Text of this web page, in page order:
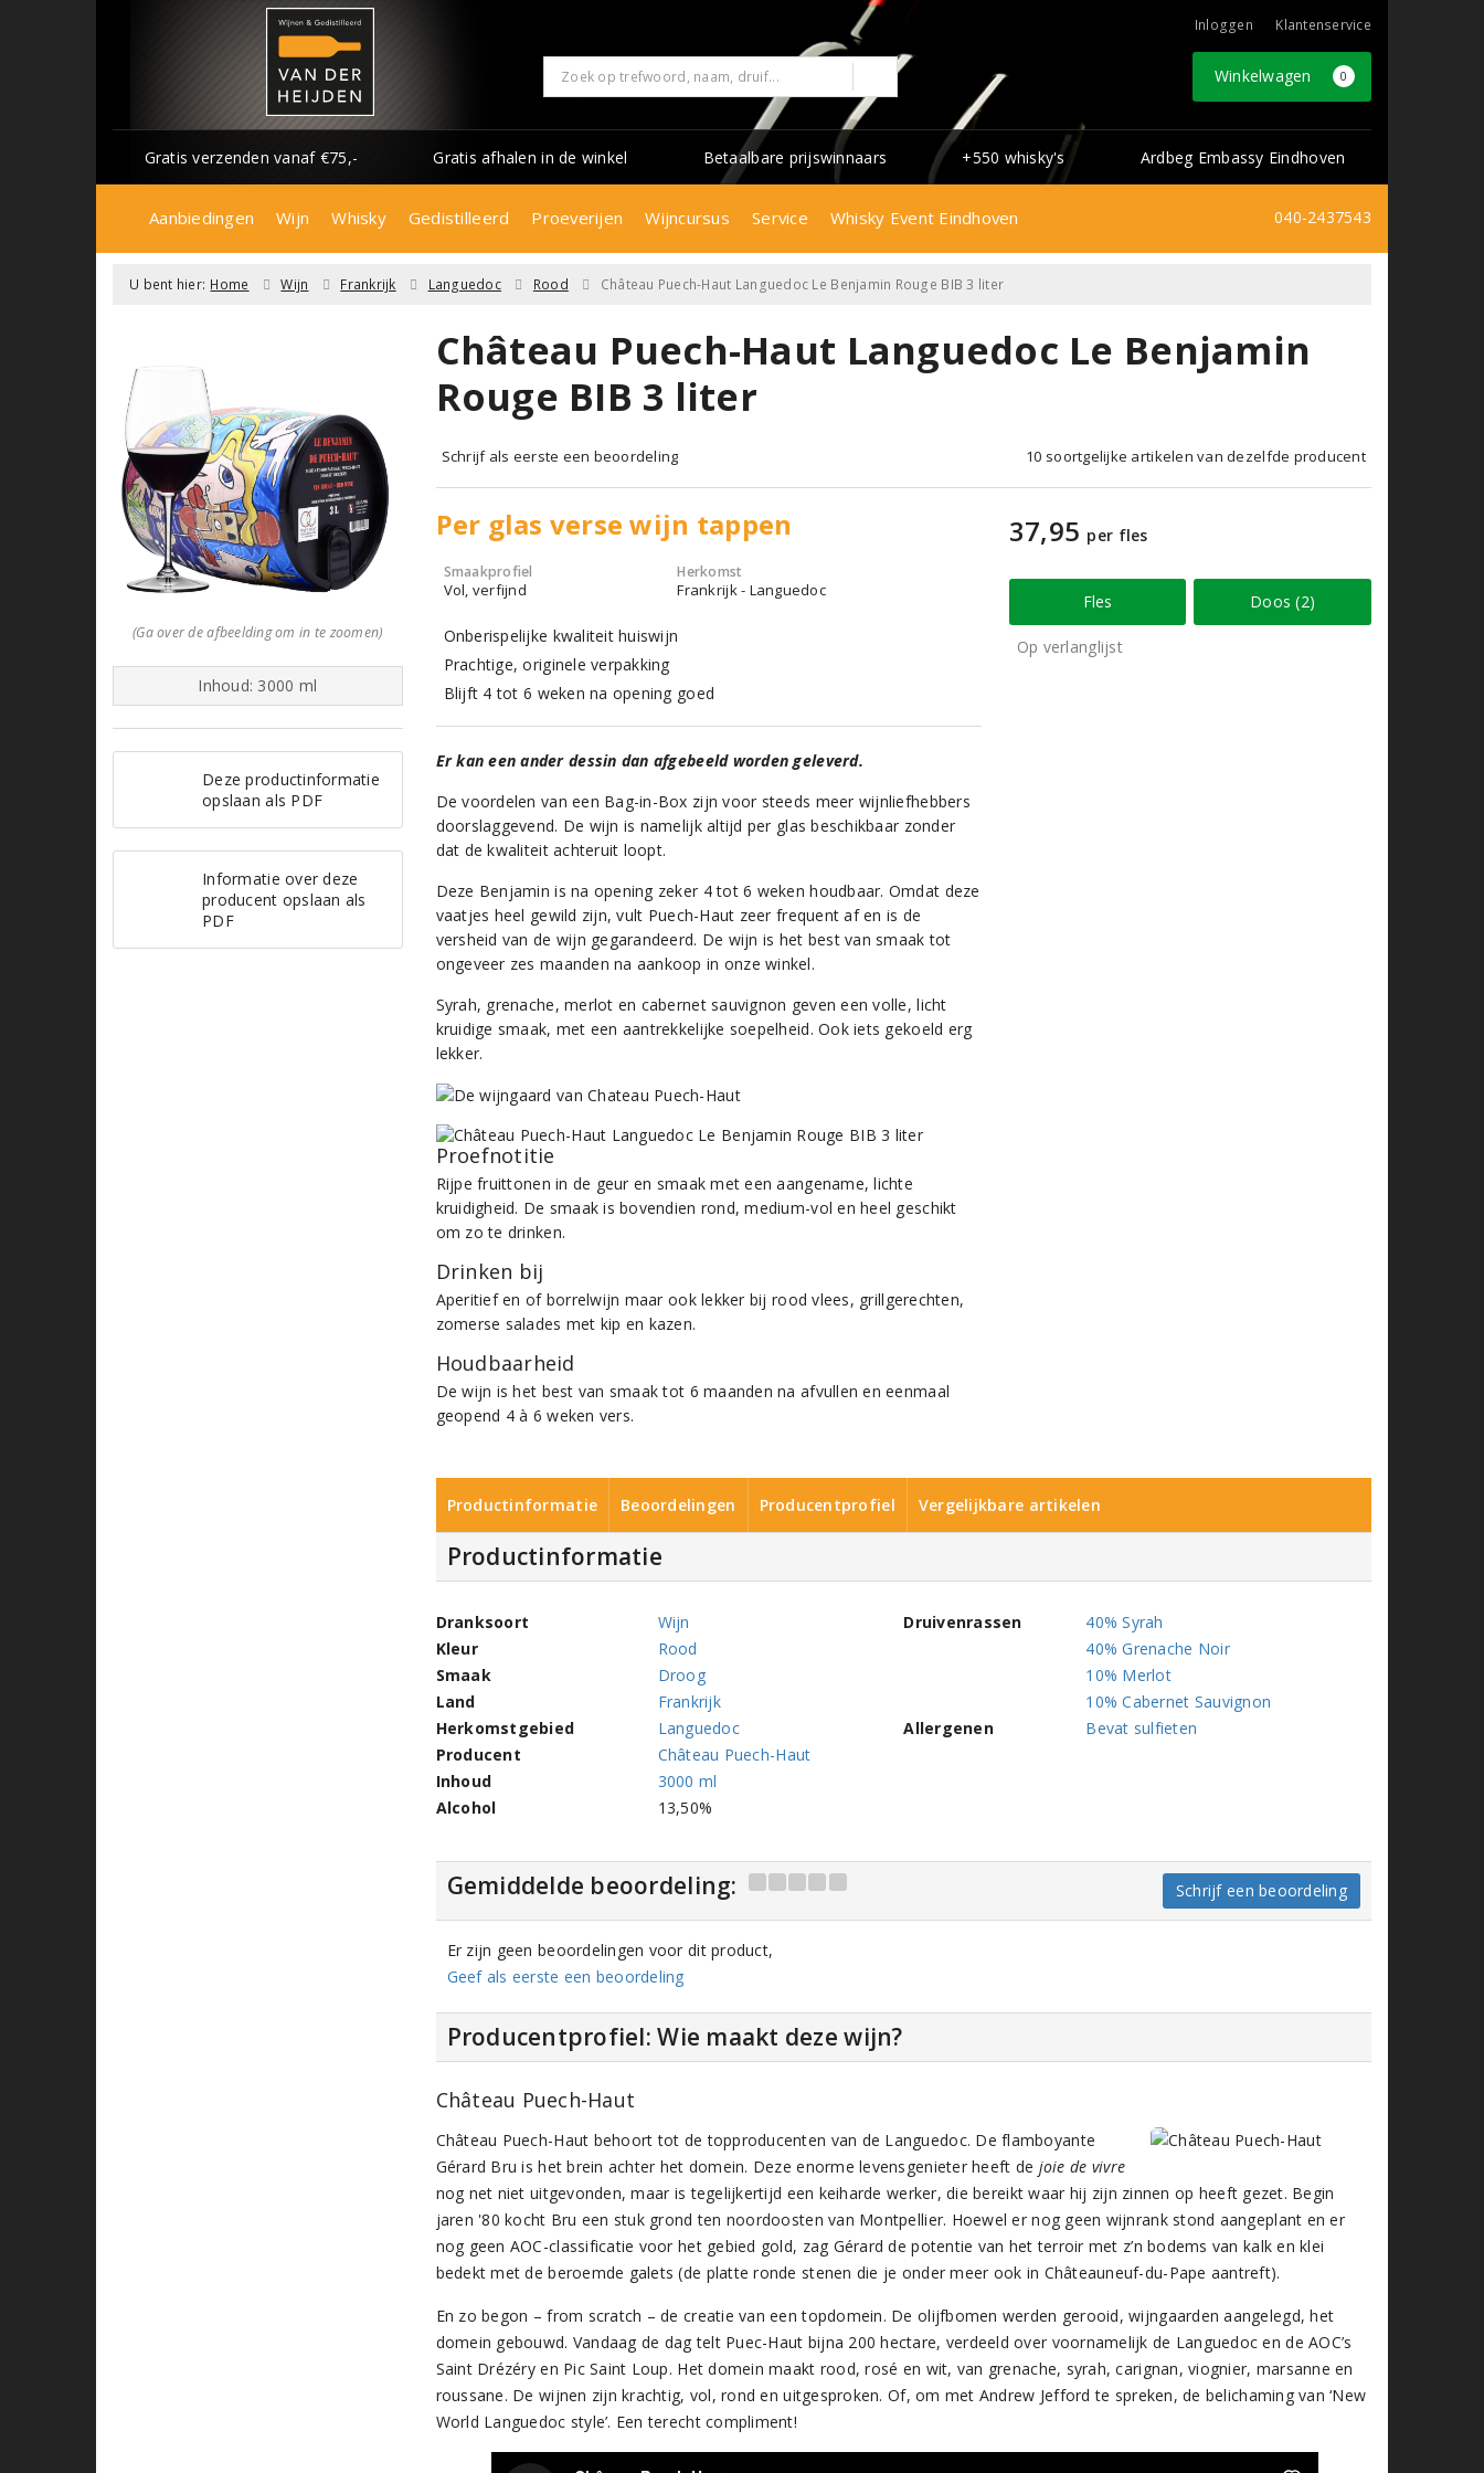
Inloggen Klantenservice
Winkelwagen 0
Gratis verzenden vanaf €75,- Gratis afhalen in de winkel Betaalbare prijswinnaars +550 whisky's Ardbeg Embassy Eindhoven
Aanbiedingen Wijn Whisky Gedistilleerd Proeverijen Wijncursus Service Whisky Event Eindhoven 040-2437543
U bent hier: Home Wijn Frankrijk Languedoc Rood Château Puech-Haut Languedoc Le Benjamin Rouge BIB 3 liter
(Ga over de afbeelding om in te zoomen)
Inhoud: 3000 ml
Deze productinformatie
opslaan als PDF
Informatie over deze
producent opslaan als
PDF
Château Puech-Haut Languedoc Le Benjamin
Rouge BIB 3 liter
Schrijf als eerste een beoordeling 10 soortgelijke artikelen van dezelfde producent
Per glas verse wijn tappen
Smaakprofiel
Vol, verfijnd
Herkomst
Frankrijk - Languedoc
Onberispelijke kwaliteit huiswijn
Prachtige, originele verpakking
Blijft 4 tot 6 weken na opening goed
Er kan een ander dessin dan afgebeeld worden geleverd.
De voordelen van een Bag-in-Box zijn voor steeds meer wijnliefhebbers
doorslaggevend. De wijn is namelijk altijd per glas beschikbaar zonder
dat de kwaliteit achteruit loopt.
Deze Benjamin is na opening zeker 4 tot 6 weken houdbaar. Omdat deze
vaatjes heel gewild zijn, vult Puech-Haut zeer frequent af en is de
versheid van de wijn gegarandeerd. De wijn is het best van smaak tot
ongeveer zes maanden na aankoop in onze winkel.
Syrah, grenache, merlot en cabernet sauvignon geven een volle, licht
kruidige smaak, met een aantrekkelijke soepelheid. Ook iets gekoeld erg
lekker.
Proefnotitie
Rijpe fruittonen in de geur en smaak met een aangename, lichte
kruidigheid. De smaak is bovendien rond, medium-vol en heel geschikt
om zo te drinken.
Drinken bij
Aperitief en of borrelwijn maar ook lekker bij rood vlees, grillgerechten,
zomerse salades met kip en kazen.
Houdbaarheid
De wijn is het best van smaak tot 6 maanden na afvullen en eenmaal
geopend 4 à 6 weken vers.
37,95 per fles
Fles Doos (2)
Op verlanglijst
Productinformatie Beoordelingen Producentprofiel Vergelijkbare artikelen
Productinformatie
Dranksoort
Wijn
Kleur
Rood
Smaak
Droog
Land
Frankrijk
Herkomstgebied
Languedoc
Producent
Château Puech-Haut
Inhoud
3000 ml
Alcohol
13,50%
Druivenrassen
40% Syrah
40% Grenache Noir
10% Merlot
10% Cabernet Sauvignon
Allergenen
Bevat sulfieten
Gemiddelde beoordeling: Schrijf een beoordeling
Er zijn geen beoordelingen voor dit product,
Geef als eerste een beoordeling
Producentprofiel: Wie maakt deze wijn?
Château Puech-Haut
Château Puech-Haut behoort tot de topproducenten van de Languedoc. De flamboyante
Gérard Bru is het brein achter het domein. Deze enorme levensgenieter heeft de joie de vivre
nog net niet uitgevonden, maar is tegelijkertijd een keiharde werker, die bereikt waar hij zijn zinnen op heeft gezet. Begin
jaren '80 kocht Bru een stuk grond ten noordoosten van Montpellier. Hoewel er nog geen wijnrank stond aangeplant en er
nog geen AOC-classificatie voor het gebied gold, zag Gérard de potentie van het terroir met z’n bodems van kalk en klei
bedekt met de beroemde galets (de platte ronde stenen die je onder meer ook in Châteauneuf-du-Pape aantreft).
En zo begon – from scratch – de creatie van een topdomein. De olijfbomen werden gerooid, wijngaarden aangelegd, het
domein gebouwd. Vandaag de dag telt Puec-Haut bijna 200 hectare, verdeeld over voornamelijk de Languedoc en de AOC’s
Saint Drézéry en Pic Saint Loup. Het domein maakt rood, rosé en wit, van grenache, syrah, carignan, viognier, marsanne en
roussane. De wijnen zijn krachtig, vol, rond en uitgesproken. Of, om met Andrew Jefford te spreken, de belichaming van ‘New
World Languedoc style’. Een terecht compliment!